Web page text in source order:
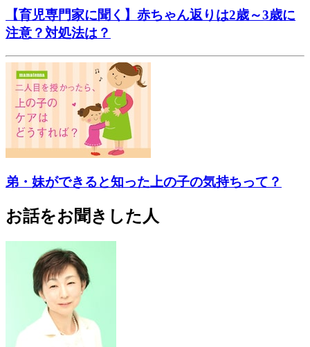
【育児専門家に聞く】赤ちゃん返りは2歳～3歳に
注意？対処法は？
弟・妹ができると知った上の子の気持ちって？
お話をお聞きした人